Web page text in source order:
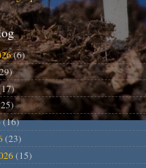
(6)
(16)
(23)
(15)